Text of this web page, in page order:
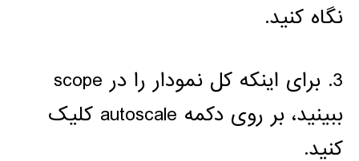
نگاه کنید.
3. برای اینکه کل نمودار را در scope
ببینید، بر روی دکمه autoscale کلیک
کنید.